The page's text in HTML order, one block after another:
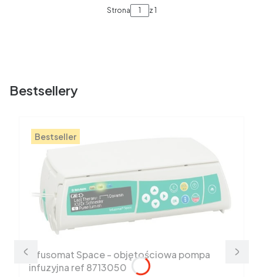
Strona z 1
Bestsellery
Bestseller
Infusomat Space - objętościowa pompa
infuzyjna ref 8713050